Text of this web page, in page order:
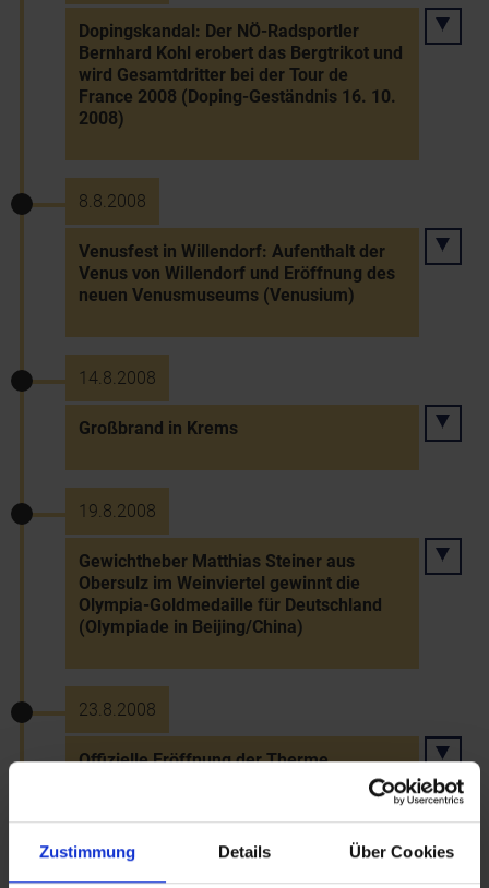
Zustimmung Details Über Cookies
Dopingskandal: Der NÖ-Radsportler
Bernhard Kohl erobert das Bergtrikot und
wird Gesamtdritter bei der Tour de
France 2008 (Doping-Geständnis 16. 10.
2008)
8.8.2008
Venusfest in Willendorf: Aufenthalt der
Venus von Willendorf und Eröffnung des
neuen Venusmuseums (Venusium)
14.8.2008
Großbrand in Krems
19.8.2008
Gewichtheber Matthias Steiner aus
Obersulz im Weinviertel gewinnt die
Olympia-Goldmedaille für Deutschland
(Olympiade in Beijing/China)
23.8.2008
Offizielle Eröffnung der Therme
28.8.2008